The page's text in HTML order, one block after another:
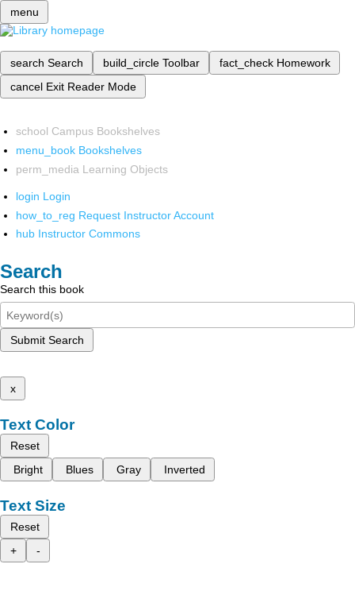
menu
search Search build_circle Toolbar fact_check Homework
cancel Exit Reader Mode
school Campus Bookshelves
menu_book Bookshelves
perm_media Learning Objects
login Login
how_to_reg Request Instructor Account
hub Instructor Commons
Search
Search this book
Submit Search
x
Text Color
Reset
Bright
Blues Gray Inverted
Text Size
Reset
+
-